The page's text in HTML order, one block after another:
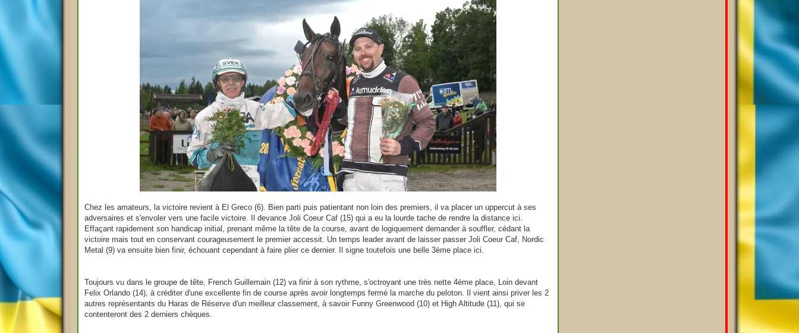
Chez les amateurs, la victoire revient à El Greco (6). Bien parti puis patientant non loin des premiers, il va placer un uppercut à ses
adversaires et s'envoler vers une facile victoire. Il devance Joli Coeur Caf (15) qui a eu la lourde tache de rendre la distance ici.
Effaçant rapidement son handicap initial, prenant même la tête de la course, avant de logiquement demander à souffler, cédant la
victoire mais tout en conservant courageusement le premier accessit. Un temps leader avant de laisser passer Joli Coeur Caf, Nordic
Metal (9) va ensuite bien finir, échouant cependant à faire plier ce dernier. Il signe toutefois une belle 3ème place ici.
Toujours vu dans le groupe de tête, French Guillemain (12) va finir à son rythme, s'octroyant une très nette 4ème place, Loin devant
Felix Orlando (14), à créditer d'une excellente fin de course après avoir longtemps fermé la marche du peloton. Il vient ainsi priver les 2
autres représentants du Haras de Réserve d'un meilleur classement, à savoir Funny Greenwood (10) et High Altitude (11), qui se
contenteront des 2 derniers chèques.